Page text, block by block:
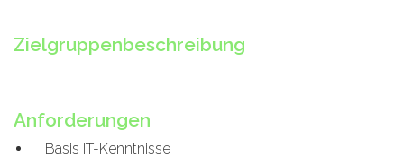
Zielgruppenbeschreibung
Anforderungen
Basis IT-Kenntnisse